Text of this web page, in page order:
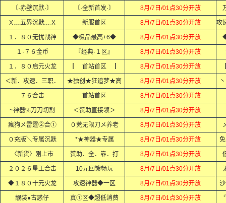
〔·赤壁沉默·〕 〔·全新首发·〕 8月/7日/01点30分开放
Ｘ﹏五界沉默﹏Ｘ 新服首区 8月/7日/01点30分开放
１．８０无忧战神 ◆极品最高+6◆ 8月/7日/01点30分开放
１·７６金币 『经典·１区』 8月/7日/01点30分开放
１．８０启元火龙 ┃ 首站首区 ┃ 8月/7日/01点30分开放
＜新．攻速．三职． ★独创★狂追梦★高 8月/7日/01点30分开放
７６合击 首站首区 8月/7日/01点30分开放
~神器%刀刀切割 ＜赞助直接领＞ 8月/7日/01点30分开放
瘋狗メ雷霆②合① ０茺无限刀メ养老 8月/7日/01点30分开放
０充版╲专属沉默 *★神器★专属 8月/7日/01点30分开放
〈新货〉刚上市 赞助．全．靠．打 8月/7日/01点30分开放
２０２６星王合击 10元回馈畅玩 8月/7日/01点30分开放
◆１８０十元火龙 攻速神器◆一区 8月/7日/01点30分开放
靓装●古惑仔 真①区◆超低消费 8月/7日/01点30分开放